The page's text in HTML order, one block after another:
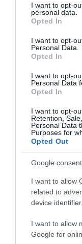
not limited to your
grant or deny
use your data for
consent section.
I want to opt-
personal data.
Opted In
I want to opt-
Personal Data.
Opted In
I want to opt-
Personal Data
Opted In
I want to opt-
Retention,
Personal Data
Purposes for
Opted Out
Google
I want to allow
related to
device
I want to allow
Google for
ΕΦΚΑ και τη
Health
αξιοποίηση
όφελος των
και μάθετε
Share